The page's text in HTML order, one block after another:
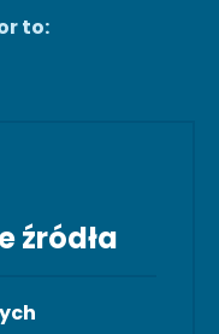
to:
źródła